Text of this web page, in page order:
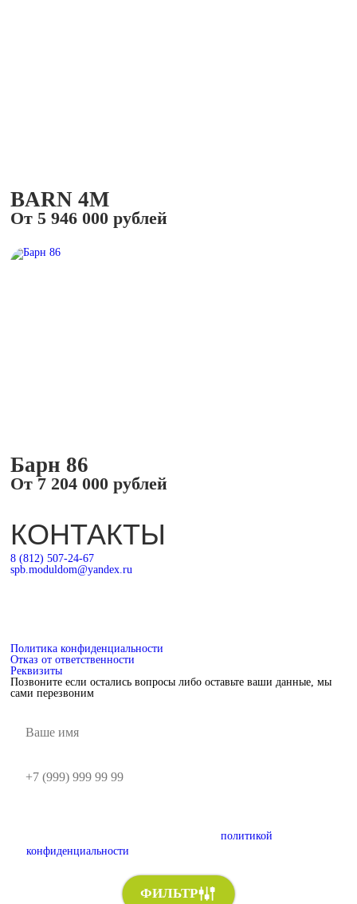
ФИЛЬТР
BARN 4М
От 5 946 000 рублей
Барн 86
От 7 204 000 рублей
КОНТАКТЫ
8 (812) 507-24-67
spb.moduldom@yandex.ru
Политика конфиденциальности
Отказ от ответственности
Реквизиты
Позвоните если остались вопросы либо оставьте ваши данные, мы
сами перезвоним
данных и подтверждаю ознакомление сполитикой
конфиденциальности
Хочу скидку